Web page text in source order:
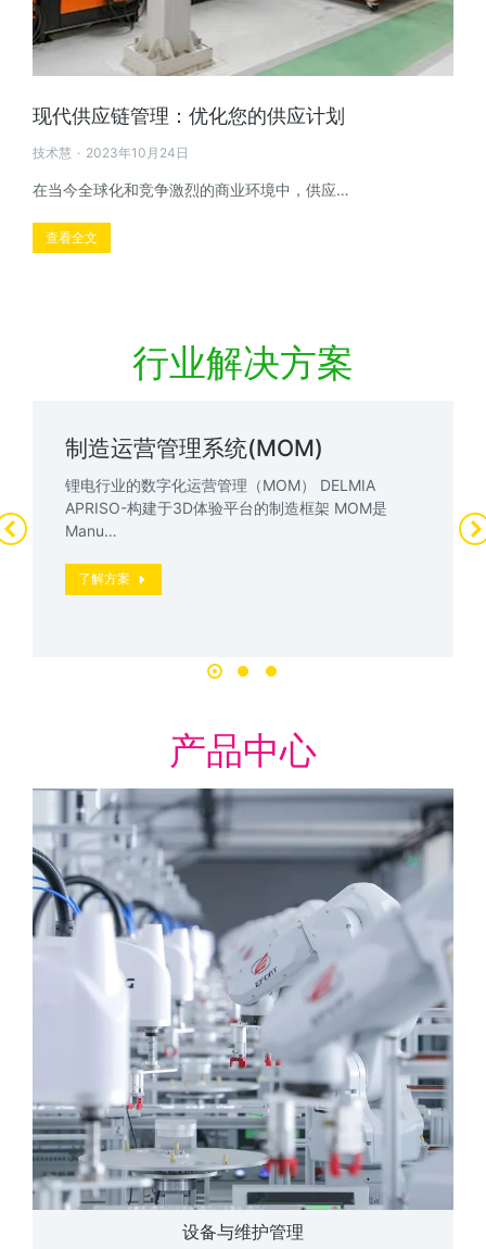
现代供应链管理：优化您的供应计划
技术慧 2023年10月24日
在当今全球化和竞争激烈的商业环境中，供应…
查看全文
行业解决方案
制造运营管理系统(MOM)
锂电行业的数字化运营管理（MOM） DELMIA
APRISO-构建于3D体验平台的制造框架 MOM是
Manu…
了解方案
产品中心
设备与维护管理